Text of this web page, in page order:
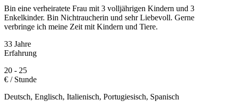
Bin eine verheiratete Frau mit 3 volljährigen Kindern und 3
Enkelkinder. Bin Nichtraucherin und sehr Liebevoll. Gerne
verbringe ich meine Zeit mit Kindern und Tiere.
33 Jahre
Erfahrung
20 - 25
€ / Stunde
Deutsch, Englisch, Italienisch, Portugiesisch, Spanisch